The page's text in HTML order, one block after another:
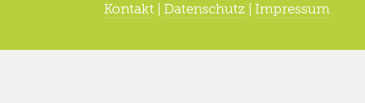
Kontakt| Datenschutz Impressum